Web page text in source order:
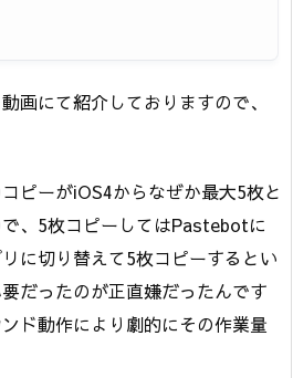
画にて紹介しておりますので、
ピーがiOS4からなぜか最大5枚と
、5枚コピーしてはPastebotに
に切り替えて5枚コピーするとい
だったのが正直嫌だったんです
ド動作により劇的にその作業量